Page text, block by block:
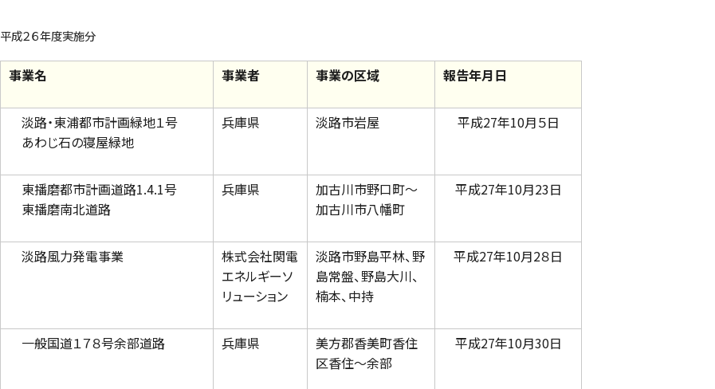
平成２６年度実施分
事業名 事業者 事業の区域 報告年月日
淡路・東浦都市計画緑地１号
あわじ石の寝屋緑地
兵庫県 淡路市岩屋 平成27年10月５日
東播磨都市計画道路1.4.1号
東播磨南北道路
兵庫県
加古川市野口町～
加古川市八幡町
平成27年10月23日
淡路風力発電事業
株式会社関電
エネルギーソ
リューション
淡路市野島平林、野
島常盤、野島大川、
楠本、中持
平成27年10月2８日
一般国道１７８号余部道路 兵庫県
美方郡香美町香住
区香住～余部
平成27年10月30日